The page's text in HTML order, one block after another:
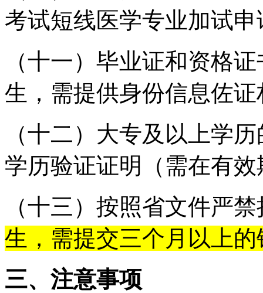
考试短线医学专业加试申
（十一）毕业证和资格
生，需提供身份信息佐证
（十二）大专及以上学
学历验证证明（需在有
（十三）按照省文件严
生，需提交三个月以上
三、注意事项